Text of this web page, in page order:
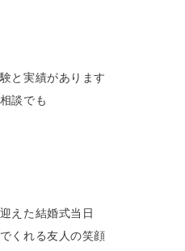
と実績があります
談でも
えた結婚式当日
くれる友人の笑顔